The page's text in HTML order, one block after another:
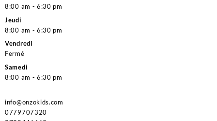
8:00 am - 6:30 pm
Jeudi
8:00 am - 6:30 pm
Vendredi
Fermé
Samedi
8:00 am - 6:30 pm
info@onzokids.com
0779707320